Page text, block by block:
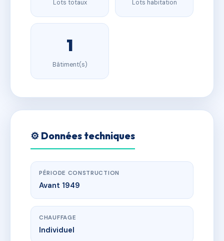
Lots totaux Lots habitation
1
Bâtiment(s)
⚙️ Données techniques
PÉRIODE CONSTRUCTION
Avant 1949
CHAUFFAGE
Individuel